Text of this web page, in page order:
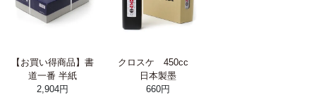
【お買い得商品】書
道一番 半紙
2,904円
クロスケ 450cc
日本製墨
660円